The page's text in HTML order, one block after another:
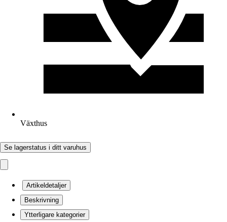
Växthus
Se lagerstatus i ditt varuhus
Artikeldetaljer
Beskrivning
Ytterligare kategorier